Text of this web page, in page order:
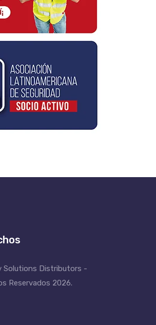
Solutions Distributors -
Reservados 2026.